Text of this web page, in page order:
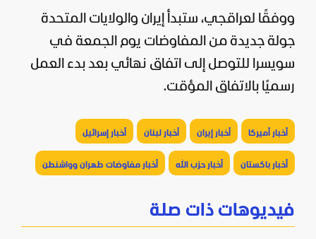
ووفقًا لعراقجي، ستبدأ إيران والولايات المتحدة
جولة جديدة من المفاوضات يوم الجمعة في
سويسرا للتوصل إلى اتفاق نهائي بعد بدء العمل
رسميًا بالاتفاق المؤقت.
أخبار أميركا أخبار إيران أخبار لبنان أخبار إسرائيل
أخبار باكستان أخبار حزب الله أخبار مفاوضات طهران وواشنطن
فيديوهات ذات صلة